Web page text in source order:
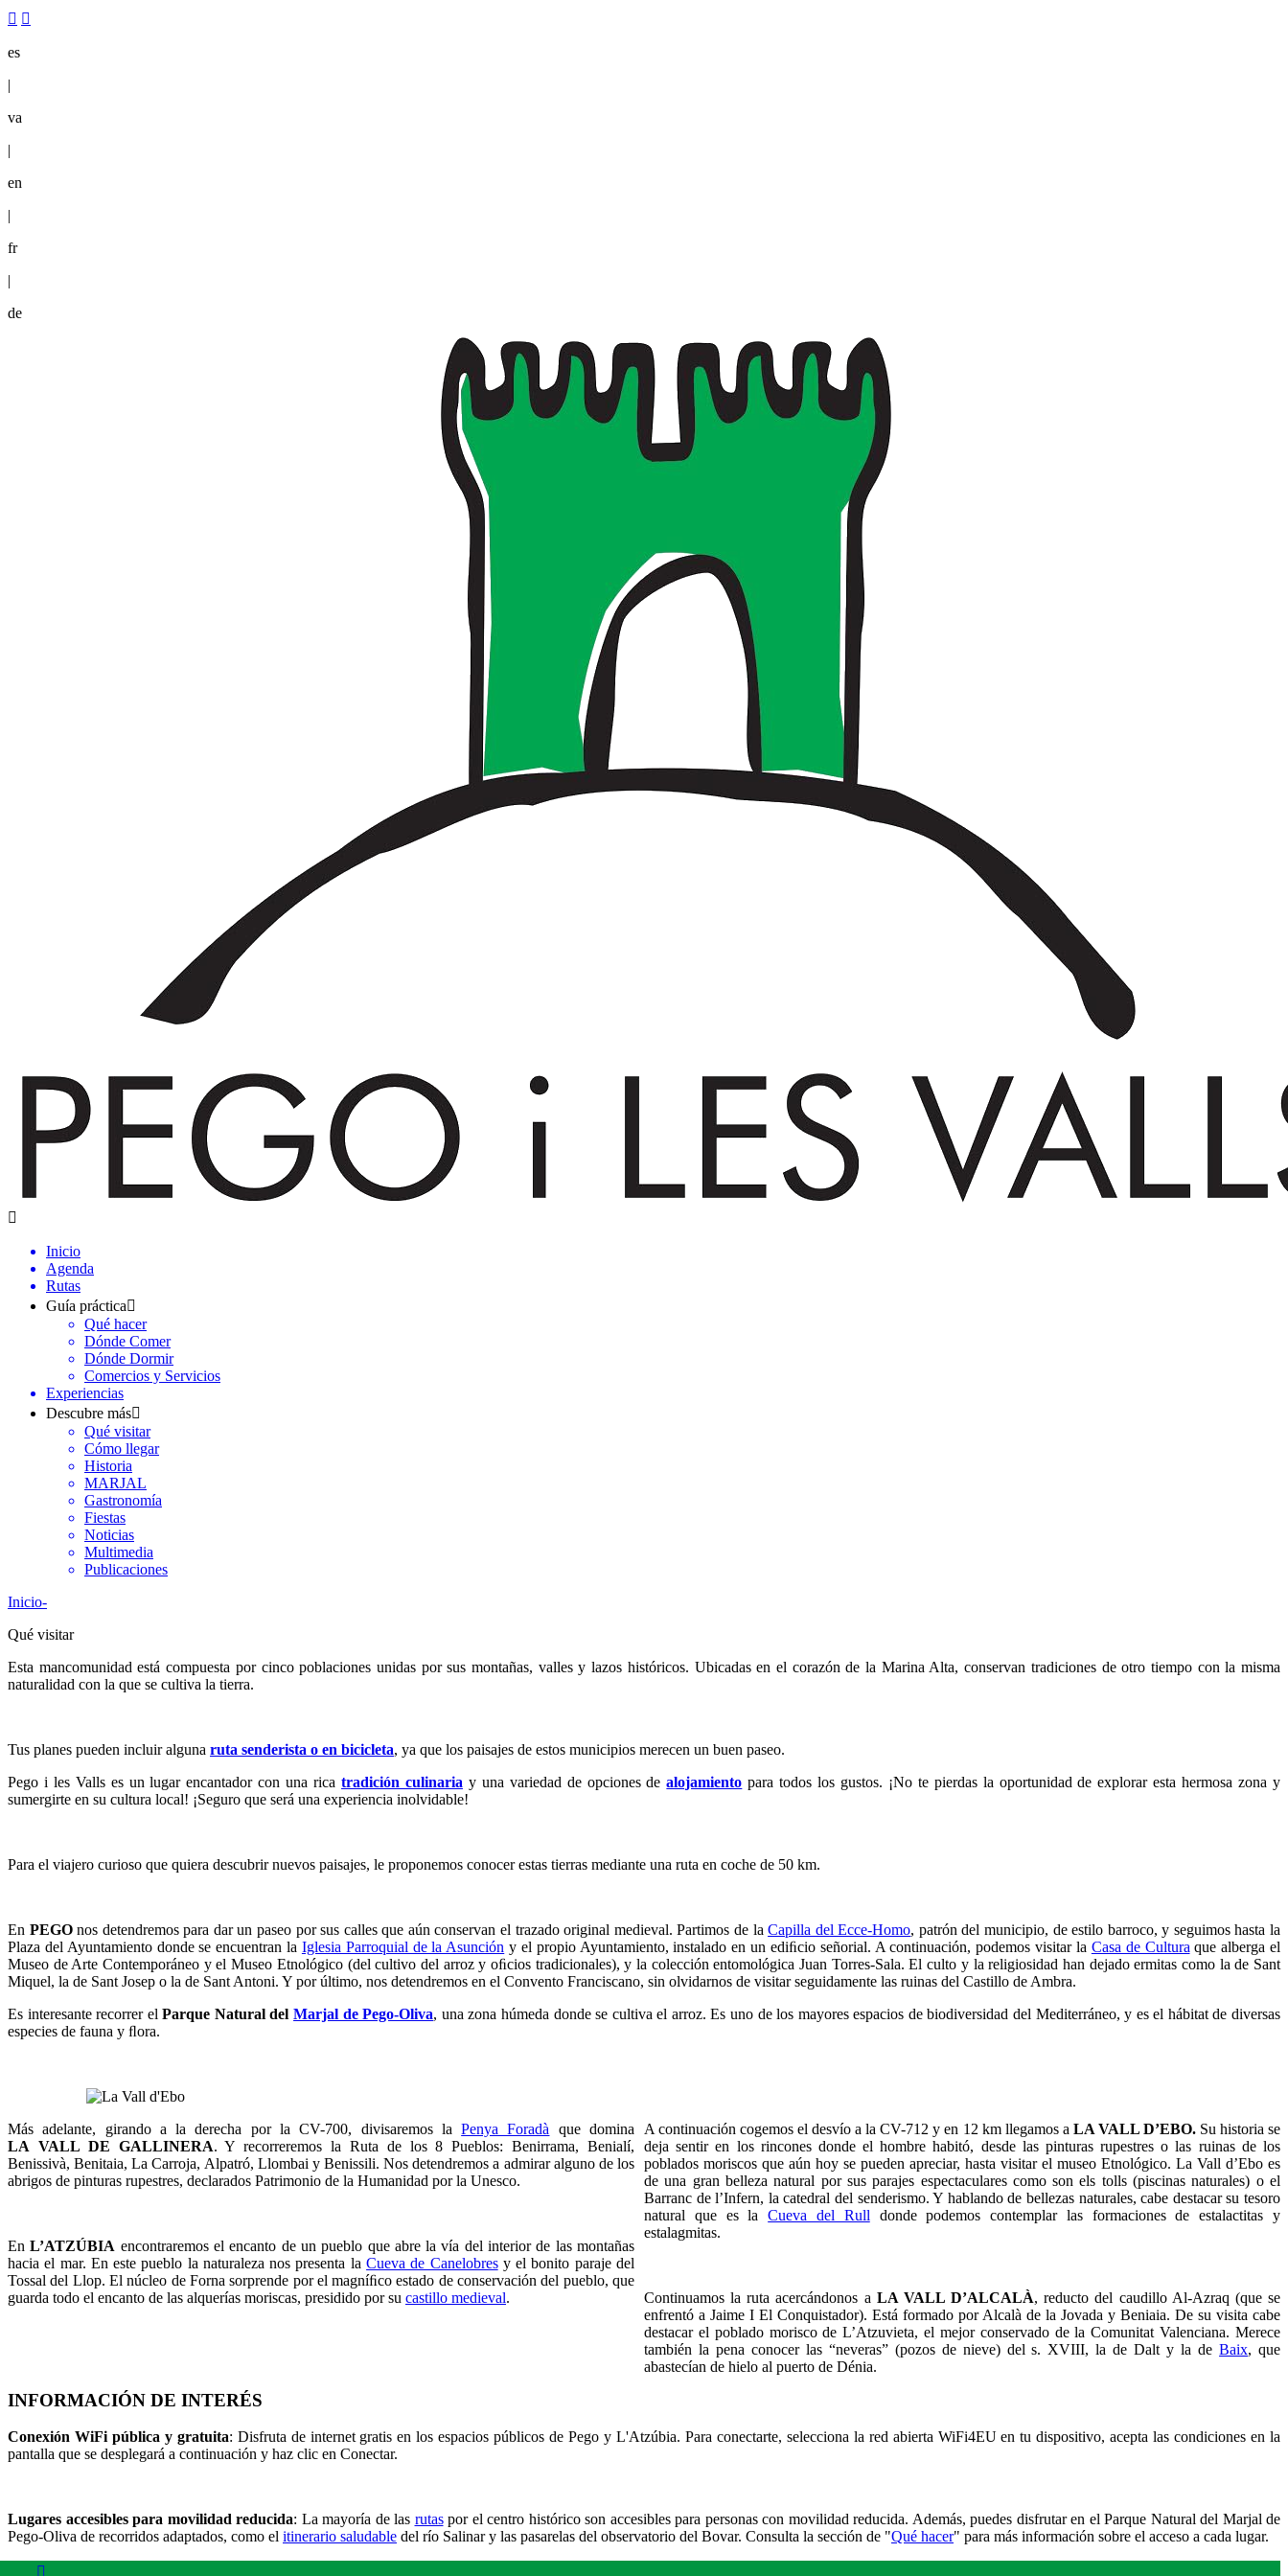
es
|
va
|
en
|
fr
|
de
Inicio
Agenda
Rutas
Guía práctica
Qué hacer
Dónde Comer
Dónde Dormir
Comercios y Servicios
Experiencias
Descubre más
Qué visitar
Cómo llegar
Historia
MARJAL
Gastronomía
Fiestas
Noticias
Multimedia
Publicaciones
Inicio-
Qué visitar
Esta mancomunidad está compuesta por cinco poblaciones unidas por sus montañas, valles y lazos históricos. Ubicadas en el corazón de la Marina Alta, conservan tradiciones de otro tiempo con la misma
naturalidad con la que se cultiva la tierra.
Tus planes pueden incluir alguna ruta senderista o en bicicleta, ya que los paisajes de estos municipios merecen un buen paseo.
Pego i les Valls es un lugar encantador con una ricatradición culinaria y una variedad de opciones dealojamiento para todos los gustos. ¡No te pierdas la oportunidad de explorar esta hermosa zona y
sumergirte en su cultura local! ¡Seguro que será una experiencia inolvidable!
Para el viajero curioso que quiera descubrir nuevos paisajes, le proponemos conocer estas tierras mediante una ruta en coche de 50 km.
En PEGOnos detendremos para dar un paseo por sus calles que aún conservan el trazado original medieval. Partimos de laCapilla del Ecce-Homo, patrón del municipio, de estilo barroco, y seguimos hasta la
Plaza del Ayuntamiento donde se encuentran la Iglesia Parroquial de la Asunción y el propio Ayuntamiento, instalado en un ediﬁcio señorial. A continuación, podemos visitar la Casa de Cultura que alberga el
Museo de Arte Contemporáneo y el Museo Etnológico (del cultivo del arroz y oﬁcios tradicionales), y la colección entomológica Juan Torres-Sala. El culto y la religiosidad han dejado ermitas como la de Sant
Miquel, la de Sant Josep o la de Sant Antoni. Y por último, nos detendremos en el Convento Franciscano, sin olvidarnos de visitar seguidamente las ruinas del Castillo de Ambra.
Es interesante recorrer elParque Natural delMarjal de Pego-Oliva, una zona húmeda donde se cultiva el arroz. Es uno de los mayores espacios de biodiversidad del Mediterráneo, y es el hábitat de diversas
especies de fauna y ﬂora.
A continuación cogemos el desvío a la CV-712 y en 12 km llegamos a LA VALL D’EBO.Su historia se
deja sentir en los rincones donde el hombre habitó, desde las pinturas rupestres o las ruinas de los
poblados moriscos que aún hoy se pueden apreciar, hasta visitar el museo Etnológico. La Vall d’Ebo es
de una gran belleza natural por sus parajes espectaculares como son els tolls (piscinas naturales) o el
Barranc de l’Infern, la catedral del senderismo. Y hablando de bellezas naturales, cabe destacar su tesoro
natural que es laCueva del Rull donde podemos contemplar las formaciones de estalactitas y
estalagmitas.
Continuamos la ruta acercándonos a LA VALL D’ALCALÀ, reducto del caudillo Al-Azraq (que se
enfrentó a Jaime I El Conquistador). Está formado por Alcalà de la Jovada y Beniaia. De su visita cabe
destacar el poblado morisco de L’Atzuvieta, el mejor conservado de la Comunitat Valenciana. Merece
también la pena conocer las “neveras” (pozos de nieve) del s. XVIII, la de Dalt y la deBaix, que
abastecían de hielo al puerto de Dénia.
Más adelante, girando a la derecha por la CV-700, divisaremos laPenya Foradà que domina
LA VALL DE GALLINERA. Y recorreremos la Ruta de los 8 Pueblos: Benirrama, Benialí,
Benissivà, Benitaia, La Carroja, Alpatró, Llombai y Benissili. Nos detendremos a admirar alguno de los
abrigos de pinturas rupestres, declarados Patrimonio de la Humanidad por la Unesco.
EnL’ATZÚBIA encontraremos el encanto de un pueblo que abre la vía del interior de las montañas
hacia el mar. En este pueblo la naturaleza nos presenta laCueva de Canelobresy el bonito paraje del
Tossal del Llop. El núcleo de Forna sorprende por el magníﬁco estado de conservación del pueblo, que
guarda todo el encanto de las alquerías moriscas, presidido por su castillo medieval.
INFORMACIÓN DE INTERÉS
Conexión WiFi pública y gratuita: Disfruta de internet gratis en los espacios públicos de Pego y L'Atzúbia. Para conectarte, selecciona la red abierta WiFi4EU en tu dispositivo, acepta las condiciones en la
pantalla que se desplegará a continuación y haz clic en Conectar.
Lugares accesibles para movilidad reducida: La mayoría de las rutaspor el centro histórico son accesibles para personas con movilidad reducida. Además, puedes disfrutar en el Parque Natural del Marjal de
Pego-Oliva de recorridos adaptados, como el itinerario saludable del río Salinar y las pasarelas del observatorio del Bovar. Consulta la sección de "Qué hacer" para más información sobre el acceso a cada lugar.